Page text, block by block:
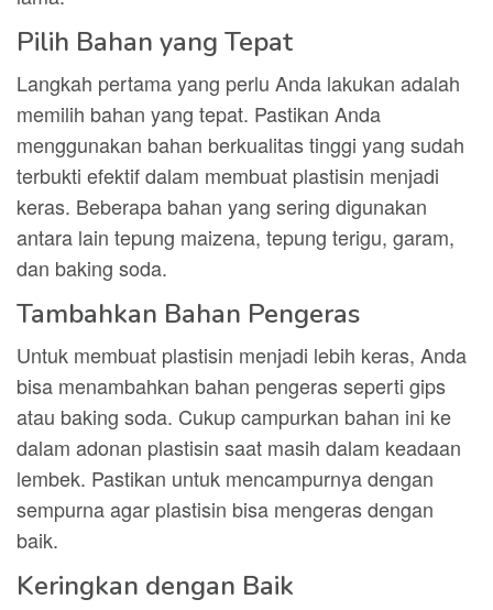
Pilih Bahan yang Tepat
Langkah pertama yang perlu Anda lakukan adalah
memilih bahan yang tepat. Pastikan Anda
menggunakan bahan berkualitas tinggi yang sudah
terbukti efektif dalam membuat plastisin menjadi
keras. Beberapa bahan yang sering digunakan
antara lain tepung maizena, tepung terigu, garam,
dan baking soda.
Tambahkan Bahan Pengeras
Untuk membuat plastisin menjadi lebih keras, Anda
bisa menambahkan bahan pengeras seperti gips
atau baking soda. Cukup campurkan bahan ini ke
dalam adonan plastisin saat masih dalam keadaan
lembek. Pastikan untuk mencampurnya dengan
sempurna agar plastisin bisa mengeras dengan
baik.
Keringkan dengan Baik